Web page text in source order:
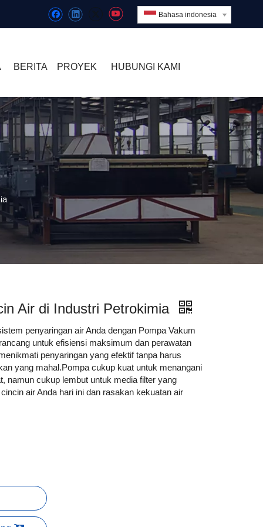
Bahasa indonesia
BERITA PROYEK HUBUNGI KAMI
Air di Industri Petrokimia
penyaringan air Anda dengan Pompa Vakum
untuk efisiensi maksimum dan perawatan
penyaringan yang efektif tanpa harus
yang mahal.Pompa cukup kuat untuk menangani
namun cukup lembut untuk media filter yang
air Anda hari ini dan rasakan kekuatan air